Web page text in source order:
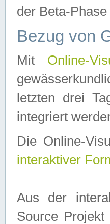
der Beta-
Bezug von
Mit Online-
letzten drei
integriert
Die Online-
interaktiver
Aus der
Source Projekt